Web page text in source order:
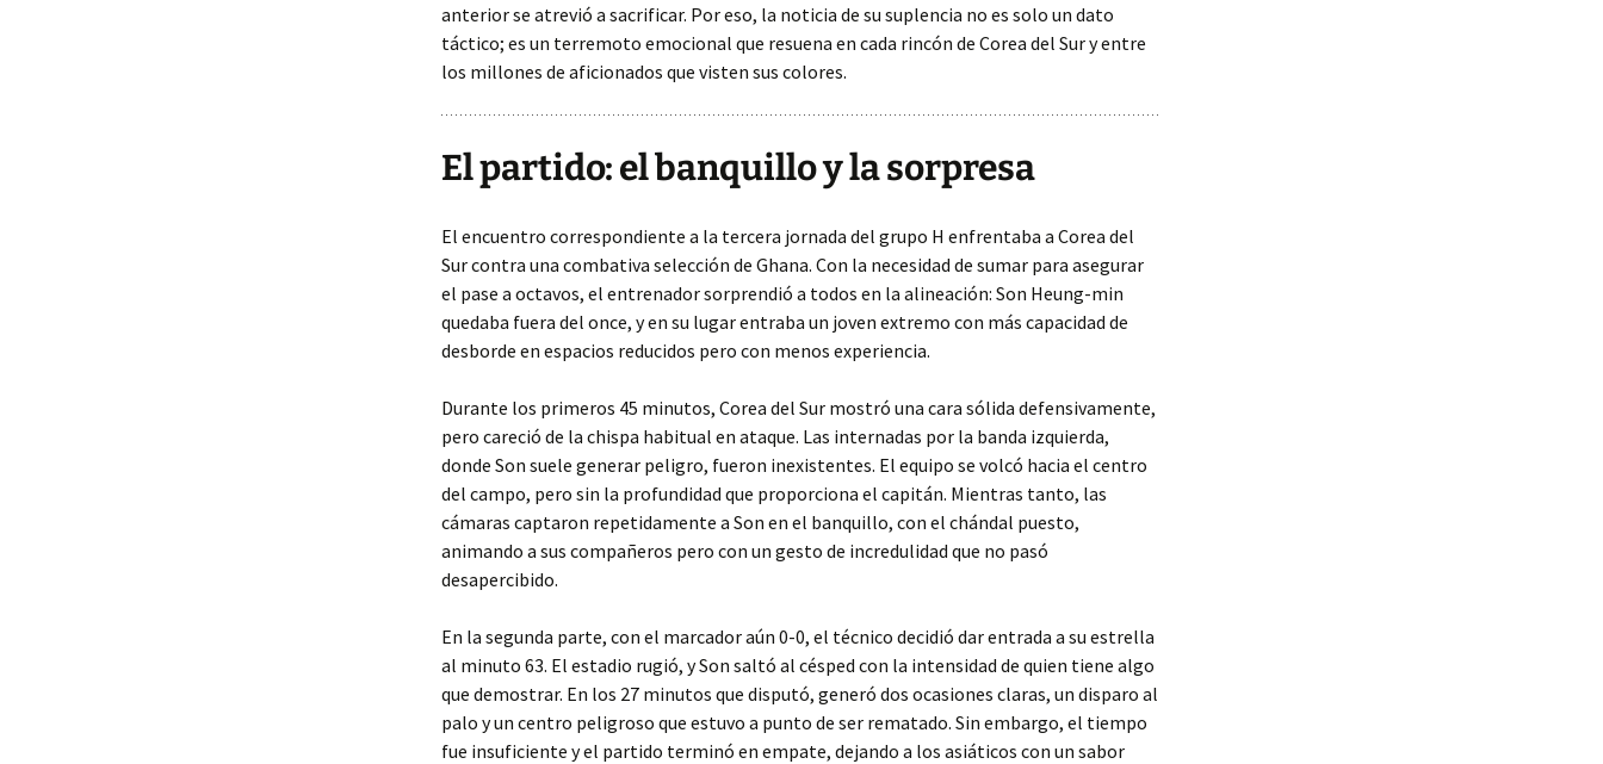
anterior se atrevió a sacrificar. Por eso, la noticia de su suplencia no es solo un dato
táctico; es un terremoto emocional que resuena en cada rincón de Corea del Sur y entre
los millones de aficionados que visten sus colores.
El partido: el banquillo y la sorpresa
El encuentro correspondiente a la tercera jornada del grupo H enfrentaba a Corea del
Sur contra una combativa selección de Ghana. Con la necesidad de sumar para asegurar
el pase a octavos, el entrenador sorprendió a todos en la alineación: Son Heung-min
quedaba fuera del once, y en su lugar entraba un joven extremo con más capacidad de
desborde en espacios reducidos pero con menos experiencia.
Durante los primeros 45 minutos, Corea del Sur mostró una cara sólida defensivamente,
pero careció de la chispa habitual en ataque. Las internadas por la banda izquierda,
donde Son suele generar peligro, fueron inexistentes. El equipo se volcó hacia el centro
del campo, pero sin la profundidad que proporciona el capitán. Mientras tanto, las
cámaras captaron repetidamente a Son en el banquillo, con el chándal puesto,
animando a sus compañeros pero con un gesto de incredulidad que no pasó
desapercibido.
En la segunda parte, con el marcador aún 0-0, el técnico decidió dar entrada a su estrella
al minuto 63. El estadio rugió, y Son saltó al césped con la intensidad de quien tiene algo
que demostrar. En los 27 minutos que disputó, generó dos ocasiones claras, un disparo al
palo y un centro peligroso que estuvo a punto de ser rematado. Sin embargo, el tiempo
fue insuficiente y el partido terminó en empate, dejando a los asiáticos con un sabor